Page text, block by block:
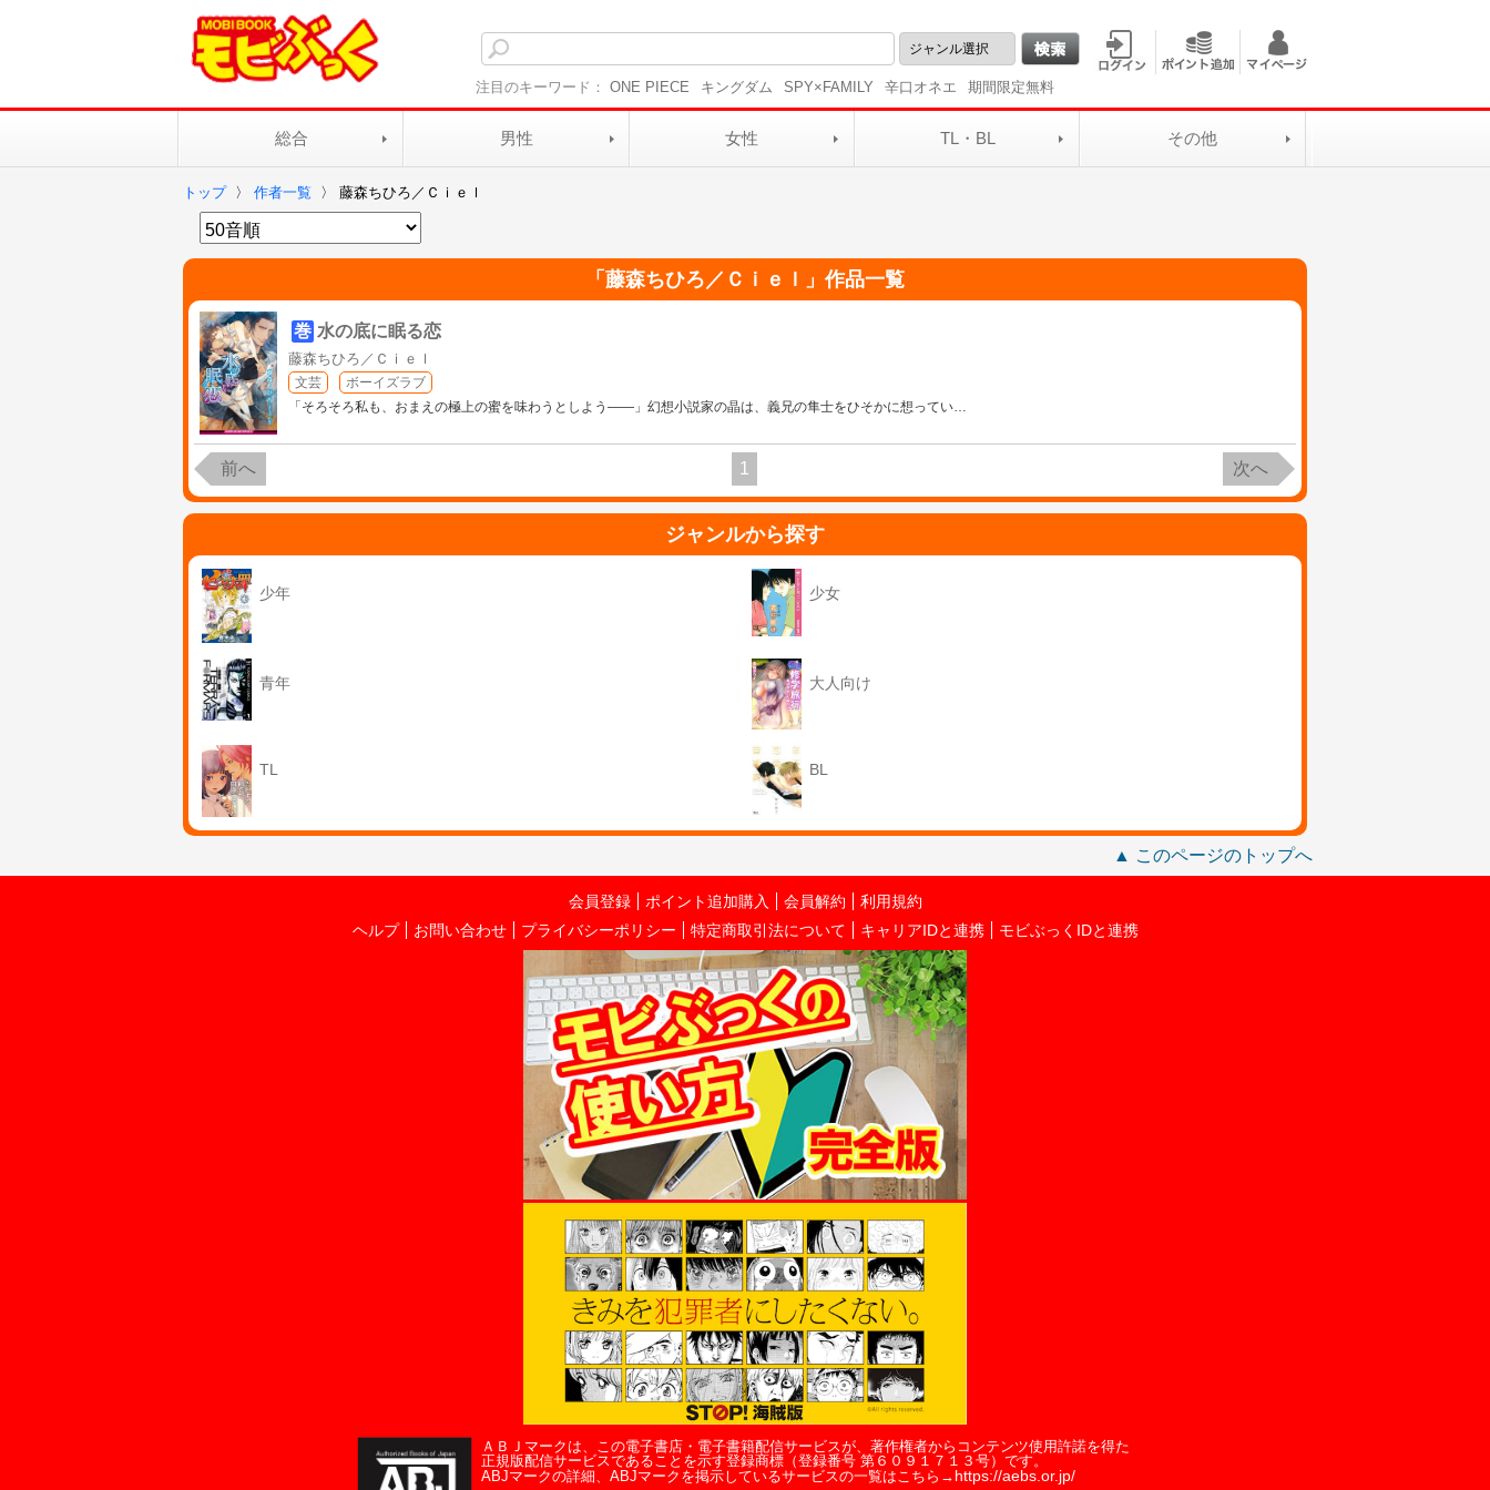
注目のキーワード： ONE PIECE キングダム SPY×FAMILY 辛口オネエ 期間限定無料
総合 男性 女性 TL・BL その他
トップ 〉 作者一覧 〉 藤森ちひろ／Ｃｉｅｌ
「 藤森ちひろ／Ｃｉｅｌ 」作品一覧
巻 水の底に眠る恋
藤森ちひろ／Ｃｉｅｌ
文芸
ボーイズラブ
「そろそろ私も、おまえの極上の蜜を味わうとしよう――」幻想小説家の晶は、義兄の隼士をひそかに想ってい…
前へ 1 次へ
ジャンルから探す
少年 少女
青年 大人向け
TL BL
▲ このページのトップへ
会員登録 ポイント追加購入 会員解約
利用規約
ヘルプ
お問い合わせ プライバシーポリシー 特定商取引法について キャリアIDと連携 モビぶっくIDと連携
ＡＢＪマークは、この電子書店・電子書籍配信サービスが、著作権者からコンテンツ使用許諾を得た
正規版配信サービスであることを示す登録商標（登録番号 第６０９１７１３号）です。
ABJマークの詳細、ABJマークを掲示しているサービスの一覧はこちら→ https://aebs.or.jp/